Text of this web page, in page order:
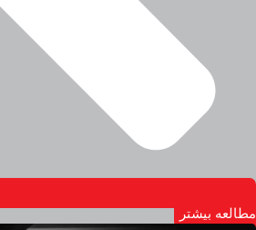
مطالعه بیشتر